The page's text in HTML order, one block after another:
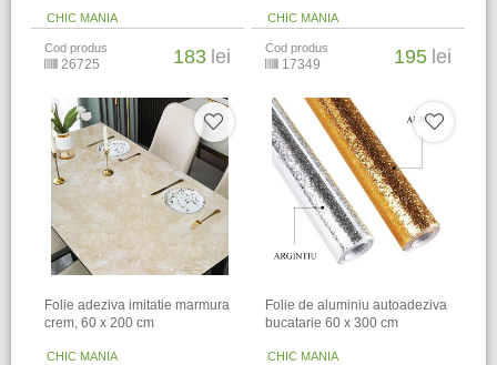
CHIC MANIA
Cod produs
26725 183 lei
CHIC MANIA
Cod produs
17349 195 lei
Folie adeziva imitatie marmura
crem, 60 x 200 cm
CHIC MANIA
Folie de aluminiu autoadeziva
bucatarie 60 x 300 cm
CHIC MANIA